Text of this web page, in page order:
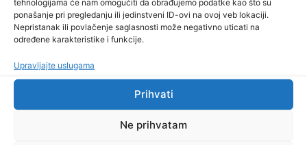
ponašanje pri pregledanju ili jedinstveni ID-ovi na ovoj veb lokaciji.
Nepristanak ili povlačenje saglasnosti može negativno uticati na
određene karakteristike i funkcije.
Upravljajte uslugama
Prihvati
Ne prihvatam
Zenički rudari još uvijek u jami, poznato zdravstveno stanje